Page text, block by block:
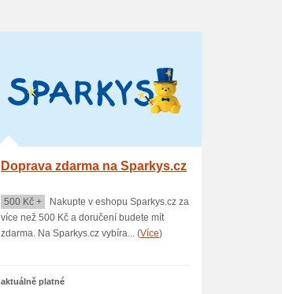
Doprava zdarma na Sparkys.cz
500 Kč +
Nakupte v eshopu Sparkys.cz za
více než 500 Kč a doručení budete mít
zdarma. Na Sparkys.cz vybíra... (Více)
aktuálně platné